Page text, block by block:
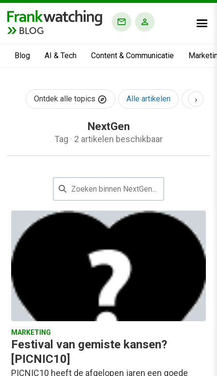
BLOG
Blog AI & Tech Content & Communicatie
Ontdek alle topics Alle artikelen AI &
›
NextGen
Tag · 2 artikelen beschikbaar
MARKETING
Festival van gemiste kansen?
[PICNIC10]
PICNIC10 heeft de afgelopen jaren een goede